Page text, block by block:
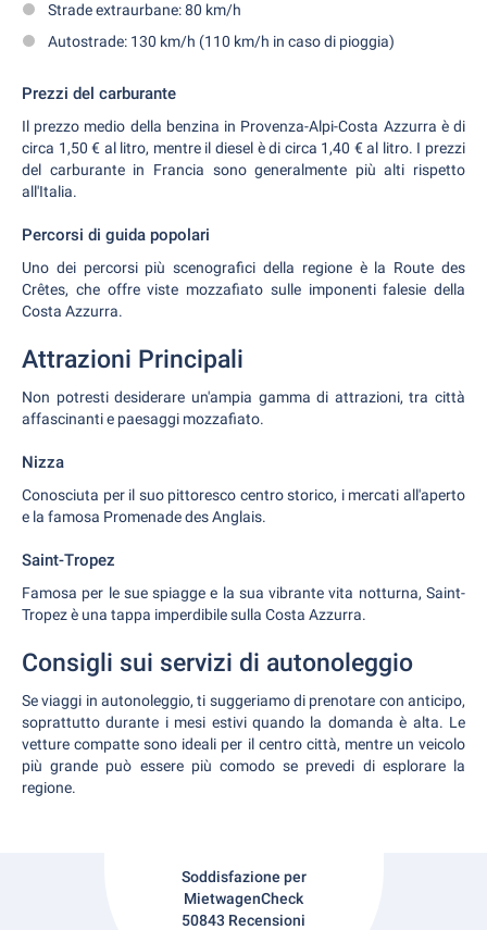
Strade extraurbane: 80 km/h
Autostrade: 130 km/h (110 km/h in caso di pioggia)
Prezzi del carburante
Il prezzo medio della benzina in Provenza-Alpi-Costa Azzurra è di
circa 1,50 € al litro, mentre il diesel è di circa 1,40 € al litro. I prezzi
del carburante in Francia sono generalmente più alti rispetto
all'Italia.
Percorsi di guida popolari
Uno dei percorsi più scenografici della regione è la Route des
Crêtes, che offre viste mozzafiato sulle imponenti falesie della
Costa Azzurra.
Attrazioni Principali
Non potresti desiderare un'ampia gamma di attrazioni, tra città
affascinanti e paesaggi mozzafiato.
Nizza
Conosciuta per il suo pittoresco centro storico, i mercati all'aperto
e la famosa Promenade des Anglais.
Saint-Tropez
Famosa per le sue spiagge e la sua vibrante vita notturna, Saint-
Tropez è una tappa imperdibile sulla Costa Azzurra.
Consigli sui servizi di autonoleggio
Se viaggi in autonoleggio, ti suggeriamo di prenotare con anticipo,
soprattutto durante i mesi estivi quando la domanda è alta. Le
vetture compatte sono ideali per il centro città, mentre un veicolo
più grande può essere più comodo se prevedi di esplorare la
regione.
Soddisfazione per
MietwagenCheck
50843 Recensioni